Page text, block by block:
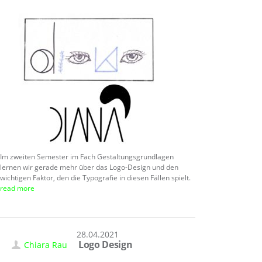
Im zweiten Semester im Fach Gestaltungsgrundlagen
lernen wir gerade mehr über das Logo-Design und den
wichtigen Faktor, den die Typografie in diesen Fällen spielt.
read more
28.04.2021
Chiara Rau
Logo Design